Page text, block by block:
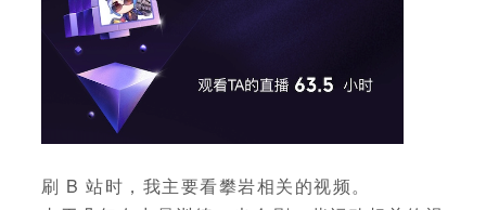
刷 B 站时，我主要看攀岩相关的视频。